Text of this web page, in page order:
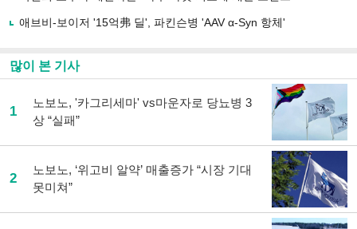
애브비-보이저 '15억弗 딜', 파킨슨병 'AAV α-Syn 항체'
많이 본 기사
1
노보노, '카그리세마' vs마운자로 당뇨병 3
상 “실패”
2
노보노, ‘위고비 알약’ 매출증가 “시장 기대
못미쳐”